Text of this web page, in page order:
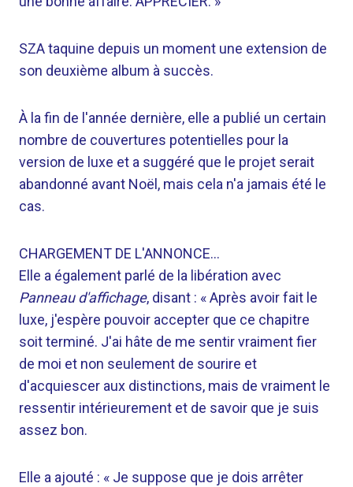
SZA taquine depuis un moment une extension de
son deuxième album à succès.
À la fin de l'année dernière, elle a publié un certain
nombre de couvertures potentielles pour la
version de luxe et a suggéré que le projet serait
abandonné avant Noël, mais cela n'a jamais été le
cas.
CHARGEMENT DE L'ANNONCE…
Elle a également parlé de la libération avec
Panneau d'affichage, disant : « Après avoir fait le
luxe, j'espère pouvoir accepter que ce chapitre
soit terminé. J'ai hâte de me sentir vraiment fier
de moi et non seulement de sourire et
d'acquiescer aux distinctions, mais de vraiment le
ressentir intérieurement et de savoir que je suis
assez bon.
Elle a ajouté : « Je suppose que je dois arrêter